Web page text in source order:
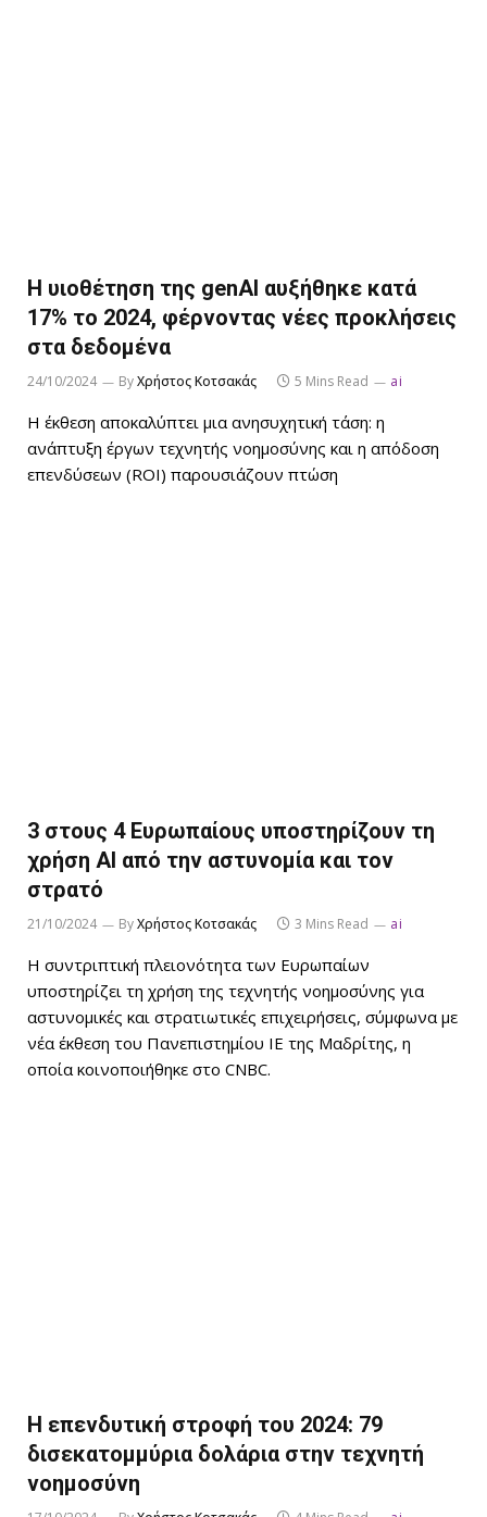
Η υιοθέτηση της genAI αυξήθηκε κατά
17% το 2024, φέρνοντας νέες προκλήσεις
στα δεδομένα
24/10/2024 ByΧρήστος Κοτσακάς 5 Mins Read ai
Η έκθεση αποκαλύπτει μια ανησυχητική τάση: η
ανάπτυξη έργων τεχνητής νοημοσύνης και η απόδοση
επενδύσεων (ROI) παρουσιάζουν πτώση
3 στους 4 Ευρωπαίους υποστηρίζουν τη
χρήση AI από την αστυνομία και τον
στρατό
21/10/2024 ByΧρήστος Κοτσακάς 3 Mins Read ai
Η συντριπτική πλειονότητα των Ευρωπαίων
υποστηρίζει τη χρήση της τεχνητής νοημοσύνης για
αστυνομικές και στρατιωτικές επιχειρήσεις, σύμφωνα με
νέα έκθεση του Πανεπιστημίου IE της Μαδρίτης, η
οποία κοινοποιήθηκε στο CNBC.
Η επενδυτική στροφή του 2024: 79
δισεκατομμύρια δολάρια στην τεχνητή
νοημοσύνη